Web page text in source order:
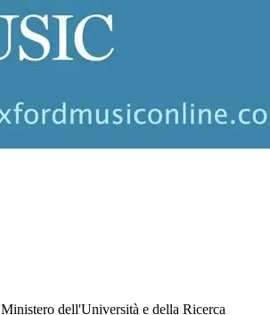
Ministero dell'Università e della Ricerca